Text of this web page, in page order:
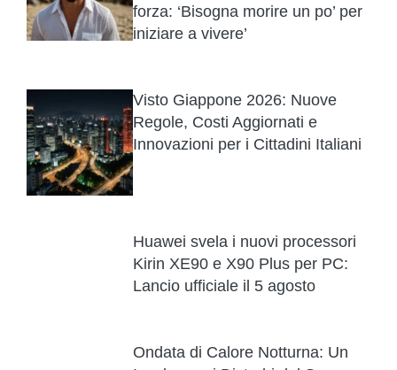
forza: ‘Bisogna morire un po’ per
iniziare a vivere’
Visto Giappone 2026: Nuove
Regole, Costi Aggiornati e
Innovazioni per i Cittadini Italiani
Huawei svela i nuovi processori
Kirin XE90 e X90 Plus per PC:
Lancio ufficiale il 5 agosto
Ondata di Calore Notturna: Un